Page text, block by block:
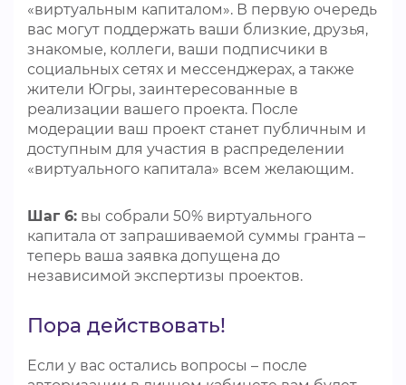
«виртуальным капиталом». В первую очередь
вас могут поддержать ваши близкие, друзья,
знакомые, коллеги, ваши подписчики в
социальных сетях и мессенджерах, а также
жители Югры, заинтересованные в
реализации вашего проекта. После
модерации ваш проект станет публичным и
доступным для участия в распределении
«виртуального капитала» всем желающим.
Шаг 6: вы собрали 50% виртуального
капитала от запрашиваемой суммы гранта –
теперь ваша заявка допущена до
независимой экспертизы проектов.
Пора действовать!
Если у вас остались вопросы – после